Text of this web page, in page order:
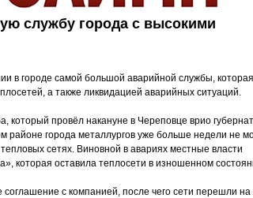
службу города с высокими
в городе самой большой аварийной службы, которая
а также ликвидацией аварийных ситуаций.
который провёл накануне в Череповце врио
города металлургов уже больше недели не
сетях. Виновной в авариях местные власти
которая оставила теплосети в изношенном
соглашение с компанией, после чего сети перешли на